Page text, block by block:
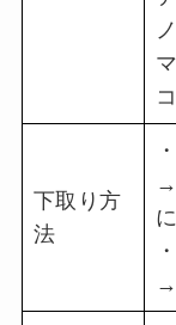
下取り方
法
→
→